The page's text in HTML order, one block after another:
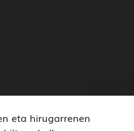
eta hirugarrenen